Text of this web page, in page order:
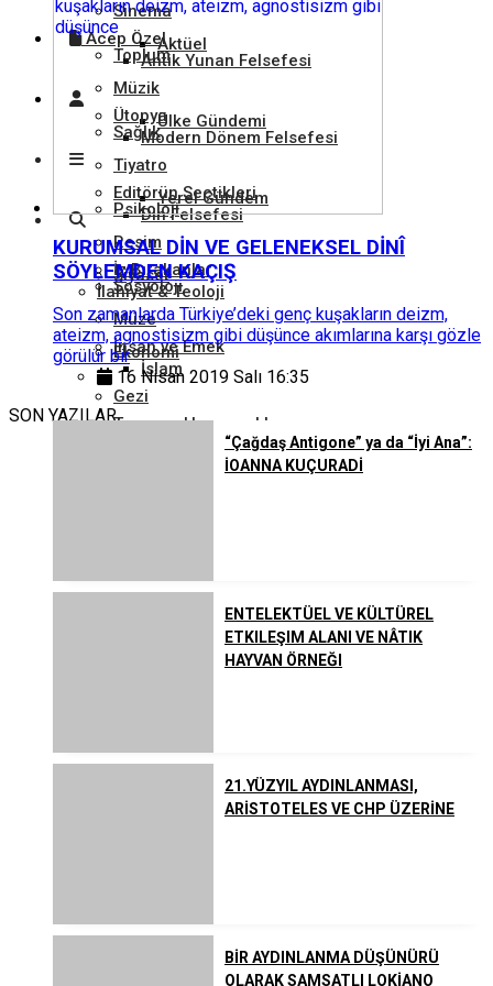
Antik Yunan Felsefesi
Modern Dönem Felsefesi
Din Felsefesi
İlahiyat & Teoloji
İslam
Hristiyanlık
Aktüel
Ülke Gündemi
Yerel Gündem
Siyaset
Ekonomi
Sinema
Müzik
Tiyatro
Resim
Müze
Gezi
Toplum
Sağlık
Psikoloji
Sosyoloji
Acep Özel
Ütopya
Editörün Seçtikleri
İz Bırakanlar
İnsan ve Emek
Tarım ve Hayvancılık
KURUMSAL DİN VE GELENEKSEL DİNÎ
SÖYLEMDEN KAÇIŞ
Son zamanlarda Türkiye’deki genç kuşakların deizm,
ateizm, agnostisizm gibi düşünce akımlarına karşı gözle
görülür bir
16 Nisan 2019 Salı 16:35
SON YAZILAR
“Çağdaş Antigone” ya da “İyi Ana”:
İOANNA KUÇURADİ
ENTELEKTÜEL VE KÜLTÜREL
ETKILEŞIM ALANI VE NÂTIK
HAYVAN ÖRNEĞI
21.YÜZYIL AYDINLANMASI,
ARİSTOTELES VE CHP ÜZERİNE
BİR AYDINLANMA DÜŞÜNÜRÜ
OLARAK SAMSATLI LOKİANO